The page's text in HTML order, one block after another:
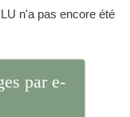
n'a pas encore été
par e-